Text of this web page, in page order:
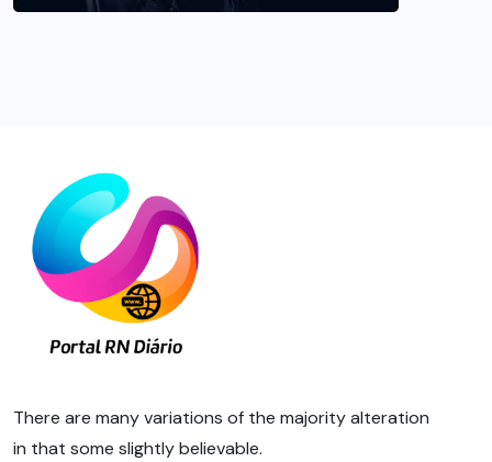
There are many variations of the majority alteration
in that some slightly believable.